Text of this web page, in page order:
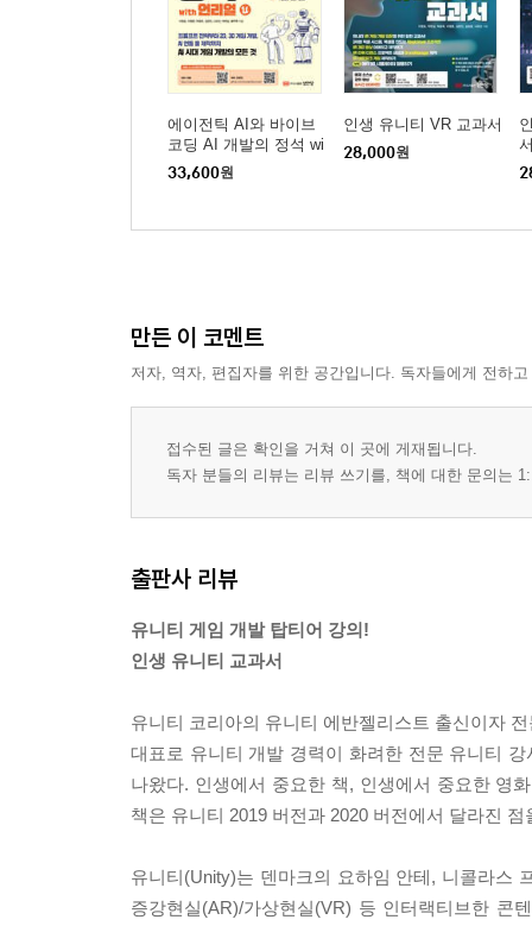
에이전틱 AI와 바이브
코딩 AI 개발의 정석 wi
th 언리얼
33,600원
인생 유니티 VR 교과서
28,000원
만든 이 코멘트
저자, 역자, 편집자를 위한 공간입니다. 독자들에게 전하
접수된 글은 확인을 거쳐 이 곳에 게재됩니다.
독자 분들의 리뷰는 리뷰 쓰기를, 책에 대한 문의는
출판사 리뷰
유니티 게임 개발 탑티어 강의!
인생 유니티 교과서
유니티 코리아의 유니티 에반젤리스트 출신이자
대표로 유니티 개발 경력이 화려한 전문 유니티
나왔다. 인생에서 중요한 책, 인생에서 중요한 영
책은 유니티 2019 버전과 2020 버전에서 달라진
유니티(Unity)는 덴마크의 요하임 안테, 니콜라스
증강현실(AR)/가상현실(VR) 등 인터랙티브한 콘